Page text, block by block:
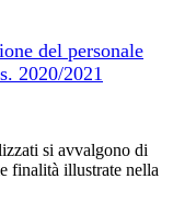
del personale
2020/2021
si avvalgono di
finalità illustrate nella